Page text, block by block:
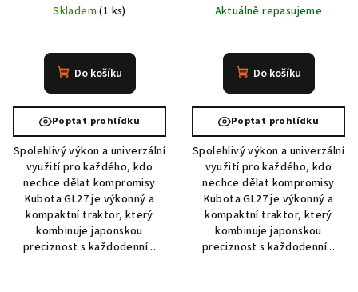
Skladem(1 ks)
Do košíku
Poptat prohlídku
Spolehlivý výkon a univerzální
využití pro každého, kdo
nechce dělat kompromisy
Kubota GL27 je výkonný a
kompaktní traktor, který
kombinuje japonskou
preciznost s každodenní...
Aktuálně repasujeme
Do košíku
Poptat prohlídku
Spolehlivý výkon a univerzální
využití pro každého, kdo
nechce dělat kompromisy
Kubota GL27 je výkonný a
kompaktní traktor, který
kombinuje japonskou
preciznost s každodenní...